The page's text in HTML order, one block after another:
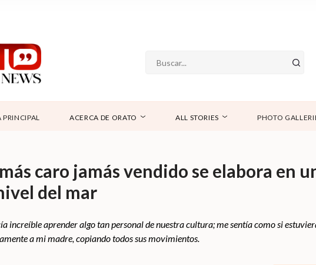
PRINCIPAL ACERCA DE ORATO ALL STORIES PHOTO
caro jamás vendido se elabora en
del mar
increíble aprender algo tan personal de nuestra cultura; me sentía como si
a mi madre, copiando todos sus movimientos.